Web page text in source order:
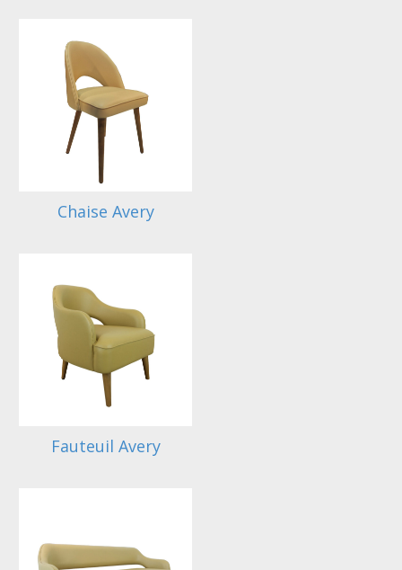
Chaise Avery
Fauteuil Avery